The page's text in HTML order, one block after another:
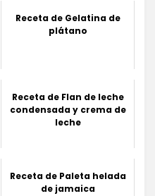
Receta de Gelatina de
plátano
Receta de Flan de leche
condensada y crema de
leche
Receta de Paleta helada
de jamaica